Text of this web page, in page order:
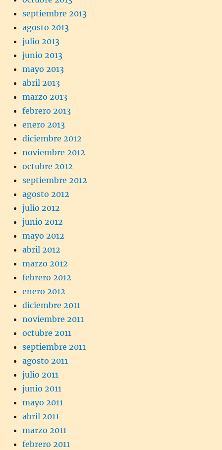
septiembre 2013
agosto 2013
julio 2013
junio 2013
mayo 2013
abril 2013
marzo 2013
febrero 2013
enero 2013
diciembre 2012
noviembre 2012
octubre 2012
septiembre 2012
agosto 2012
julio 2012
junio 2012
mayo 2012
abril 2012
marzo 2012
febrero 2012
enero 2012
diciembre 2011
noviembre 2011
octubre 2011
septiembre 2011
agosto 2011
julio 2011
junio 2011
mayo 2011
abril 2011
marzo 2011
febrero 2011